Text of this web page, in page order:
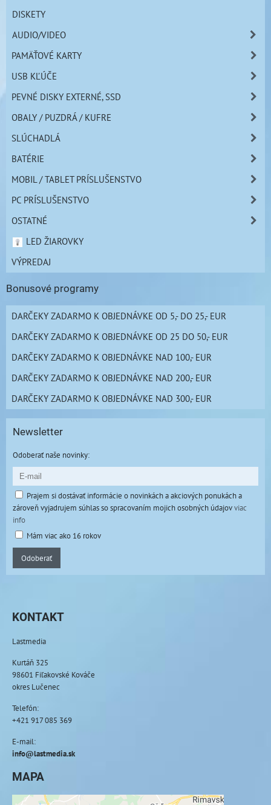
DISKETY
AUDIO/VIDEO
PAMÄŤOVÉ KARTY
USB KĽÚČE
PEVNÉ DISKY EXTERNÉ, SSD
OBALY / PUZDRÁ / KUFRE
SLÚCHADLÁ
BATÉRIE
MOBIL / TABLET PRÍSLUŠENSTVO
PC PRÍSLUŠENSTVO
OSTATNÉ
LED ŽIAROVKY
VÝPREDAJ
Bonusové programy
DARČEKY ZADARMO K OBJEDNÁVKE OD 5,- DO 25,- EUR
DARČEKY ZADARMO K OBJEDNÁVKE OD 25 DO 50,- EUR
DARČEKY ZADARMO K OBJEDNÁVKE NAD 100,- EUR
DARČEKY ZADARMO K OBJEDNÁVKE NAD 200,- EUR
DARČEKY ZADARMO K OBJEDNÁVKE NAD 300,- EUR
Newsletter
Odoberať naše novinky:
Prajem si dostávať informácie o novinkách a akciových ponukách a
zároveň vyjadrujem súhlas so spracovaním mojich osobných údajovviac
info
Mám viac ako 16 rokov
Odoberať
KONTAKT
Lastmedia
Kurtáň 325
98601 Fiľakovské Kováče
okres Lučenec
Telefón:
+421 917 085 369
E-mail:
info@lastmedia.sk
MAPA